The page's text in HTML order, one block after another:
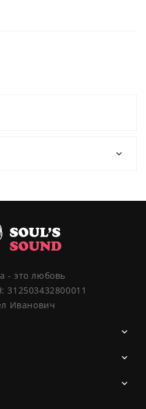
- это любовь
Иванович